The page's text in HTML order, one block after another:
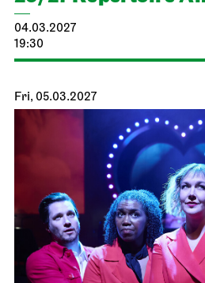
JOiN Treffpunkt: Opernhaus-
Singing through
20.03.2027